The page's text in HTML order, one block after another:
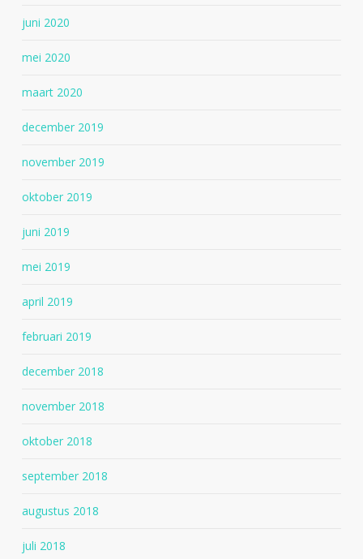
juni 2020
mei 2020
maart 2020
december 2019
november 2019
oktober 2019
juni 2019
mei 2019
april 2019
februari 2019
december 2018
november 2018
oktober 2018
september 2018
augustus 2018
juli 2018